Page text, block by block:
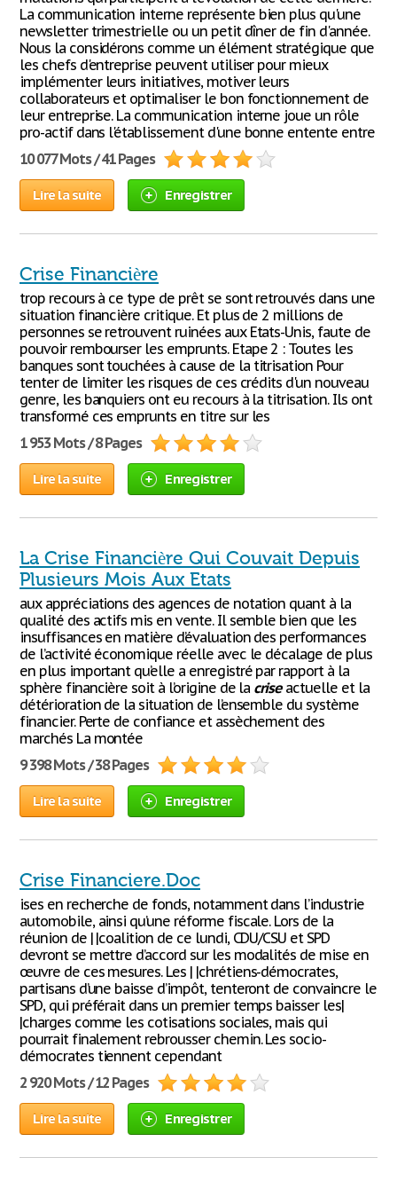
La communication interne représente bien plus qu'une
newsletter trimestrielle ou un petit dîner de fin d'année.
Nous la considérons comme un élément stratégique que
les chefs d'entreprise peuvent utiliser pour mieux
implémenter leurs initiatives, motiver leurs
collaborateurs et optimaliser le bon fonctionnement de
leur entreprise. La communication interne joue un rôle
pro-actif dans l'établissement d'une bonne entente entre
10 077 Mots / 41 Pages
Lire la suite Enregistrer
Crise Financière
trop recours à ce type de prêt se sont retrouvés dans une
situation financière critique. Et plus de 2 millions de
personnes se retrouvent ruinées aux Etats-Unis, faute de
pouvoir rembourser les emprunts. Etape 2 : Toutes les
banques sont touchées à cause de la titrisation Pour
tenter de limiter les risques de ces crédits d'un nouveau
genre, les banquiers ont eu recours à la titrisation. Ils ont
transformé ces emprunts en titre sur les
1 953 Mots / 8 Pages
Lire la suite Enregistrer
La Crise Financière Qui Couvait Depuis
Plusieurs Mois Aux Etats
aux appréciations des agences de notation quant à la
qualité des actifs mis en vente. Il semble bien que les
insuffisances en matière d’évaluation des performances
de l’activité économique réelle avec le décalage de plus
en plus important qu’elle a enregistré par rapport à la
sphère financière soit à l’origine de la criseactuelle et la
détérioration de la situation de l’ensemble du système
financier. Perte de confiance et assèchement des
marchés La montée
9 398 Mots / 38 Pages
Lire la suite Enregistrer
Crise Financiere.Doc
ises en recherche de fonds, notamment dans l’industrie
automobile, ainsi qu’une réforme fiscale. Lors de la
réunion de | |coalition de ce lundi, CDU/CSU et SPD
devront se mettre d’accord sur les modalités de mise en
œuvre de ces mesures. Les | |chrétiens-démocrates,
partisans d’une baisse d’impôt, tenteront de convaincre le
SPD, qui préférait dans un premier temps baisser les|
|charges comme les cotisations sociales, mais qui
pourrait finalement rebrousser chemin. Les socio-
démocrates tiennent cependant
2 920 Mots / 12 Pages
Lire la suite Enregistrer